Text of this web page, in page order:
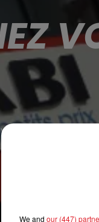
votre garde-robe
We and our (447)